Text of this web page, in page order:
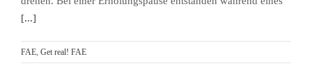
[...]
FAE, Get real! FAE